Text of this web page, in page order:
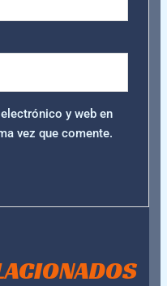
y web en
vez que comente.